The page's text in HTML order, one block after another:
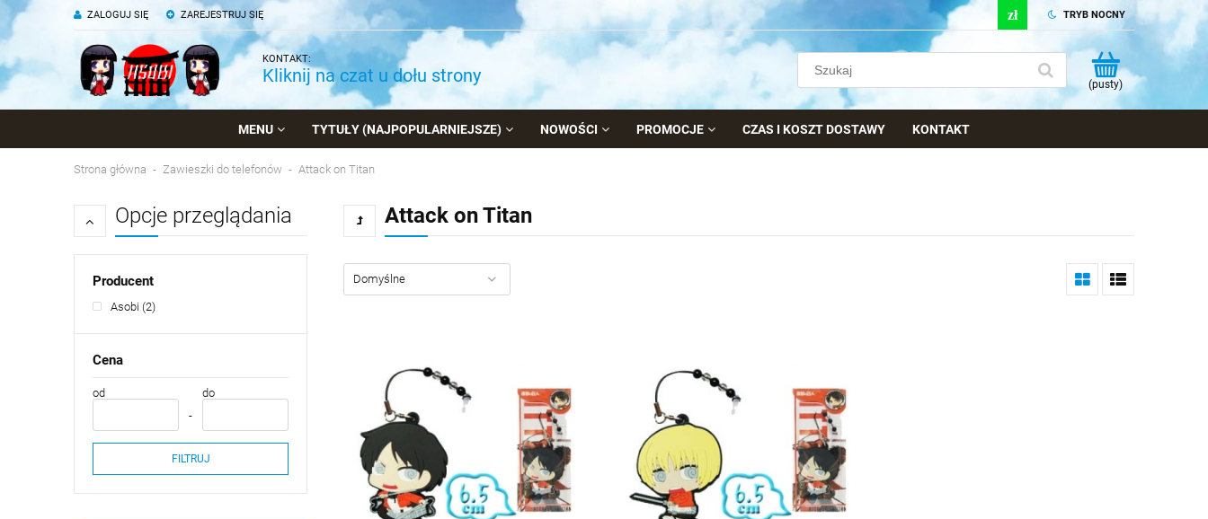
ZAREJESTRUJ SIĘ
ZALOGUJ SIĘ TRYB NOCNY
KONTAKT:
Kliknij na czat u dołu strony (pusty)
MENU TYTUŁY (NAJPOPULARNIEJSZE) NOWOŚCI PROMOCJE CZAS I KOSZT DOSTAWY KONTAKT
Strona główna Zawieszki do telefonów Attack on Titan
Opcje przeglądania
Producent
Asobi (2)
Cena
od do
FILTRUJ
Attack on Titan